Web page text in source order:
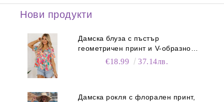
Нови продукти
Дамска блуза с пъстър
геометричен принт и V-образно
деколте€18.99 37.14лв.
Дамска рокля с флорален принт,